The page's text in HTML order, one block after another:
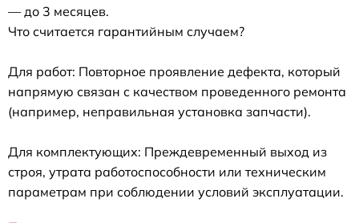
— до 3 месяцев.
Что считается гарантийным случаем?
Для работ: Повторное проявление дефекта, который
напрямую связан с качеством проведенного ремонта
(например, неправильная установка запчасти).
Для комплектующих: Преждевременный выход из
строя, утрата работоспособности или техническим
параметрам при соблюдении условий эксплуатации.